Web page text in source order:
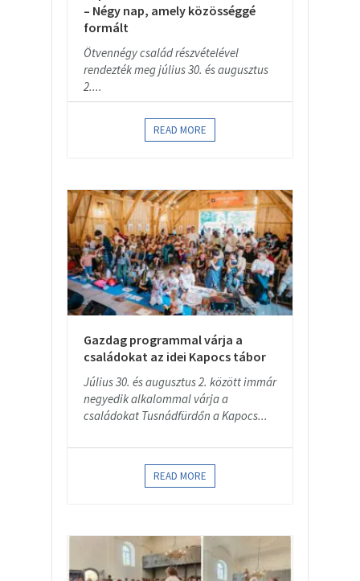
– Négy nap, amely közösséggé
formált
Ötvennégy család részvételével
rendezték meg július 30. és augusztus
2....
READ MORE
Gazdag programmal várja a
családokat az idei Kapocs tábor
Július 30. és augusztus 2. között immár
negyedik alkalommal várja a
családokat Tusnádfürdőn a Kapocs...
READ MORE